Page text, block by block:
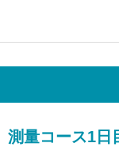
測量コース1日